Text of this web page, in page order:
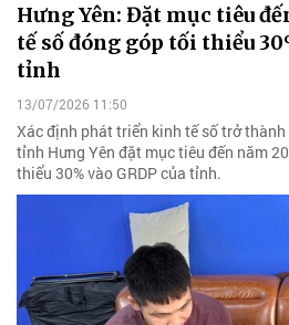
Hưng Yên: Đặt mục tiêu
tế số đóng góp tối thiểu
tỉnh
13/07/2026 11:50
Xác định phát triển kinh tế số trở
tỉnh Hưng Yên đặt mục tiêu đến năm
thiểu 30% vào GRDP của tỉnh.